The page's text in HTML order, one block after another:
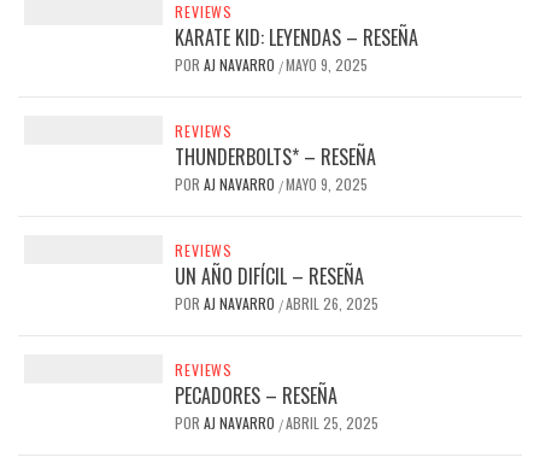
REVIEWS
KARATE KID: LEYENDAS – RESEÑA
POR AJ NAVARRO /MAYO 9, 2025
REVIEWS
THUNDERBOLTS* – RESEÑA
POR AJ NAVARRO /MAYO 9, 2025
REVIEWS
UN AÑO DIFÍCIL – RESEÑA
POR AJ NAVARRO /ABRIL 26, 2025
REVIEWS
PECADORES – RESEÑA
POR AJ NAVARRO /ABRIL 25, 2025